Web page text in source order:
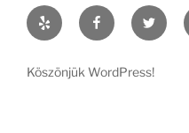
Yelp FacebookTwitter
Köszönjük WordPress!